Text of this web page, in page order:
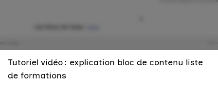
Tutoriel vidéo : explication bloc de contenu liste
de formations